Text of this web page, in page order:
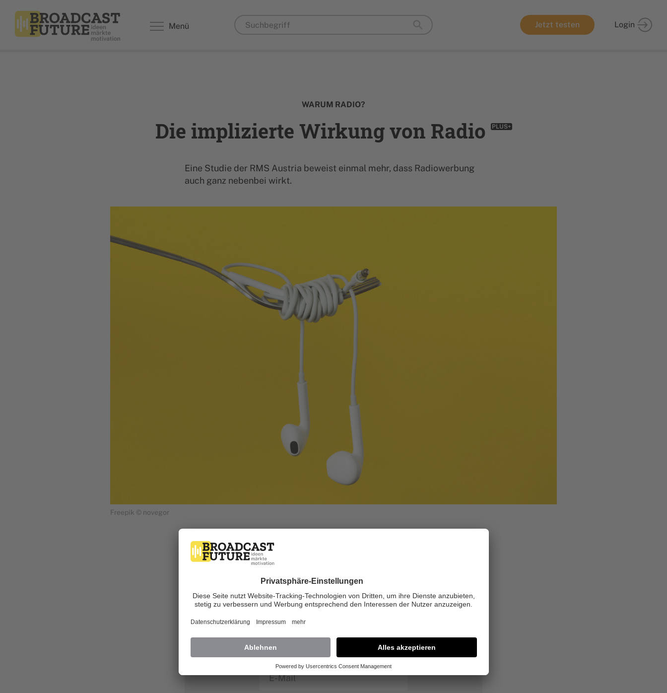
Menü Jetzt testen Login
WARUM RADIO?
Die implizierte Wirkung von Radio PLUS+
Eine Studie der RMS Austria beweist einmal mehr, dass Radiowerbung
auch ganz nebenbei wirkt.
Freepik © novegor
Von Stephanie Tschautscher
Für den gewünschten Inhalt benötigst du einen
Plus+ Zugang
Bitte gib deinen Benutzernamen und das Passwort ein, um dich an der